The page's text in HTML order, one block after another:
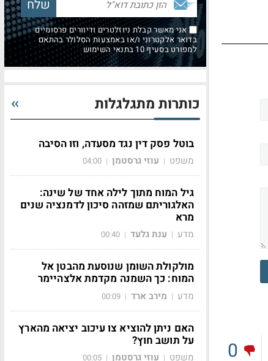
0
אני מאשר קבלת ניוזלטרים ודיוורים פרסומיים
בדואר אלקטרוני ו/או באמצעות הסלולר בהתאם
למפורט בסעיף 10 בתנאי השימוש
כותרות מתגלגלות
בוטל פסק דין נגד מסעדה, וזו הסיבה
משפט | עוזי גרסטמן |
04:00
גיל המוח מתוך לילה אחד של שינה:
האלגוריתם שמזהה סיכון לדמנציה שנים
מרא
מדע | ענת גלעד |
00:40
מולקולת השומן שנוסעת מהבטן אל
המוח: כך השמנה מקדמת אלצהיימר
מדע | מירב ארד |
00:09
האם ניתן להוציא צו עיכוב יציאה מהארץ
על תושב חוץ?
משפט | עוזי גרסטמן |
00:05